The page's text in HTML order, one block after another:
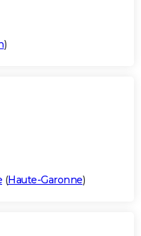
)
(Haute-Garonne)